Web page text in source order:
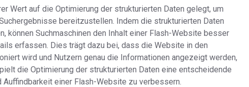
Wert auf die Optimierung der strukturierten Daten gelegt, um
bereitzustellen. Indem die strukturierten Daten
können Suchmaschinen den Inhalt einer Flash-Website besser
erfassen. Dies trägt dazu bei, dass die Website in den
wird und Nutzern genau die Informationen angezeigt werden,
die Optimierung der strukturierten Daten eine entscheidende
Auffindbarkeit einer Flash-Website zu verbessern.